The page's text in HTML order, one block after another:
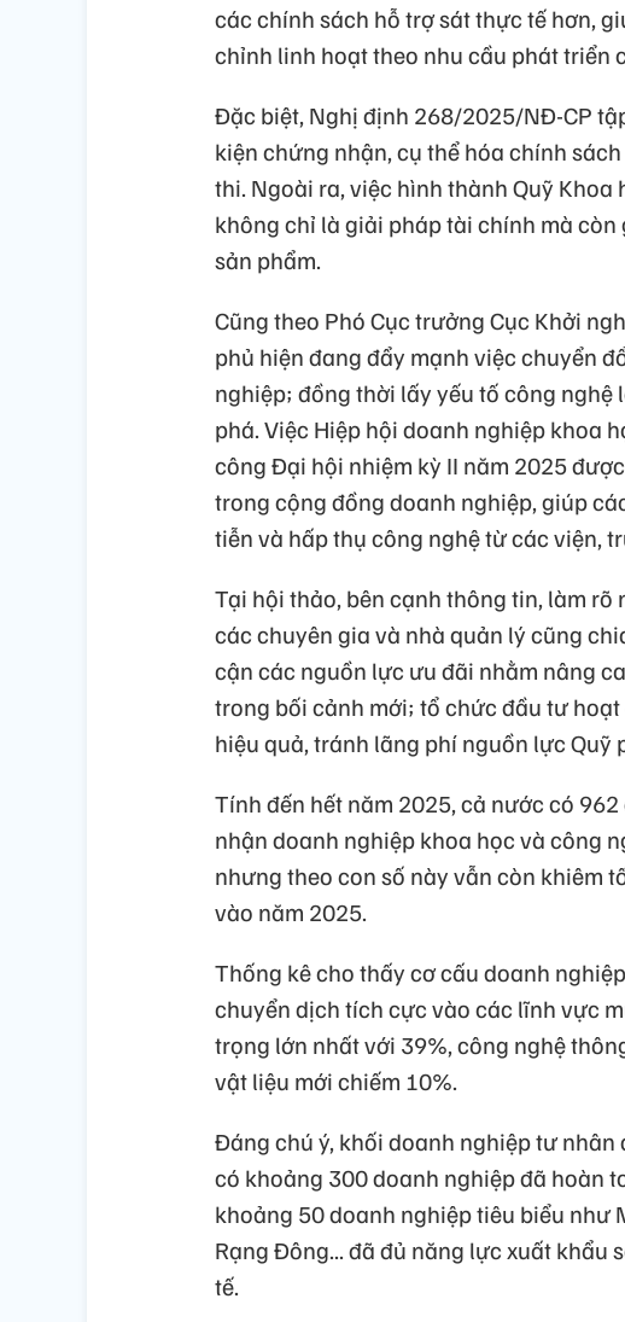
các chính sách hỗ trợ sát thực tế hơn,
chỉnh linh hoạt theo nhu cầu phát triển
Đặc biệt, Nghị định 268/2025/NĐ-CP
kiện chứng nhận, cụ thể hóa chính
thi. Ngoài ra, việc hình thành Quỹ
không chỉ là giải pháp tài chính mà
sản phẩm.
Cũng theo Phó Cục trưởng Cục Khởi
phủ hiện đang đẩy mạnh việc chuyển
nghiệp; đồng thời lấy yếu tố công
phá. Việc Hiệp hội doanh nghiệp khoa
công Đại hội nhiệm kỳ II năm 2025
trong cộng đồng doanh nghiệp, giúp
tiễn và hấp thụ công nghệ từ các viện,
Tại hội thảo, bên cạnh thông tin, làm
các chuyên gia và nhà quản lý cũng
cận các nguồn lực ưu đãi nhằm nâng
trong bối cảnh mới; tổ chức đầu tư
hiệu quả, tránh lãng phí nguồn lực
Tính đến hết năm 2025, cả nước có
nhận doanh nghiệp khoa học và công
nhưng theo con số này vẫn còn khiêm
vào năm 2025.
Thống kê cho thấy cơ cấu doanh
chuyển dịch tích cực vào các lĩnh vực
trọng lớn nhất với 39%, công nghệ
vật liệu mới chiếm 10%.
Đáng chú ý, khối doanh nghiệp tư
có khoảng 300 doanh nghiệp đã hoàn
khoảng 50 doanh nghiệp tiêu biểu như
Rạng Đông... đã đủ năng lực xuất
tế.